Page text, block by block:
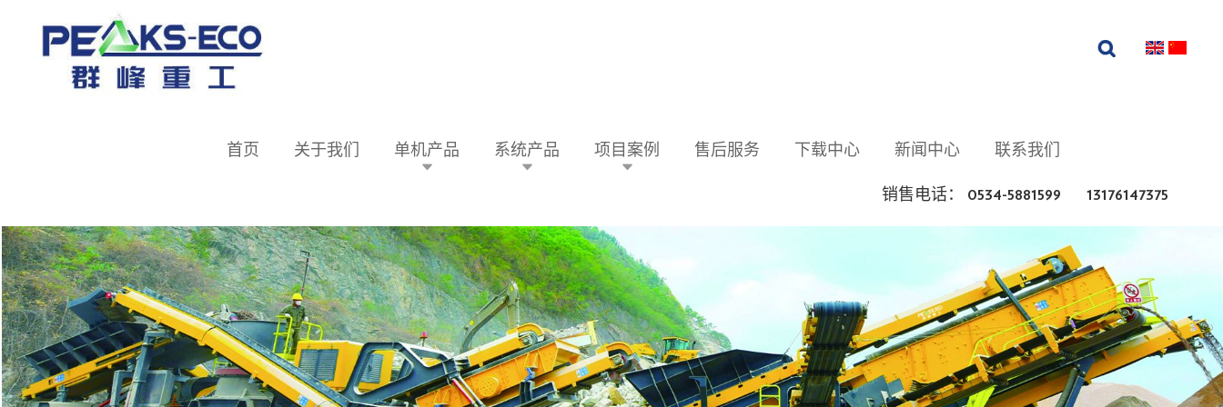
首页 关于我们 单机产品 系统产品 项目案例 售后服务 下载中心 新闻中心 联系我们
销售电话： 0534-5881599 13176147375